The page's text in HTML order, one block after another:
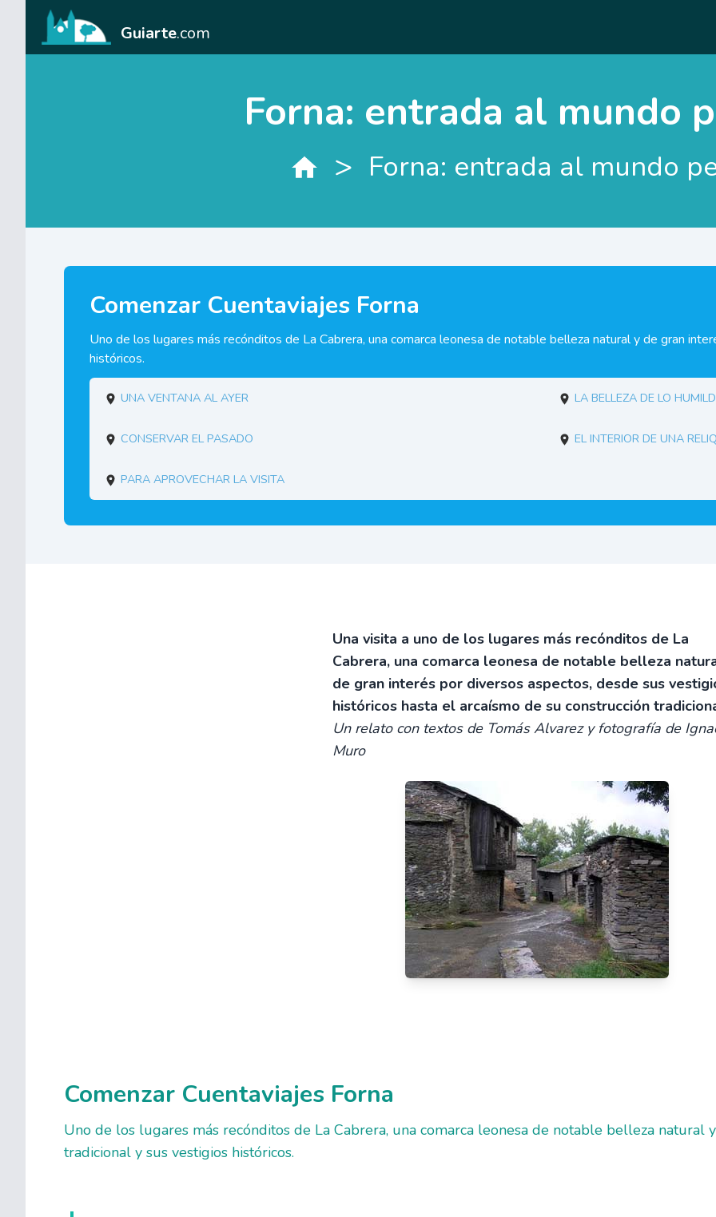
Guiarte.com
Forna: entrada al mundo
> Forna: entrada al mundo
Comenzar Cuentaviajes Forna
Uno de los lugares más recónditos de La Cabrera, una comarca leonesa de notable belleza natural y de gran
históricos.
Una ventana al ayer La belleza de lo
Conservar el pasado El interior de una
Para aprovechar la visita
Una visita a uno de los lugares más recónditos de La
Cabrera, una comarca leonesa de notable belleza
de gran interés por diversos aspectos, desde sus
históricos hasta el arcaísmo de su construcción
Un relato con textos de Tomás Alvarez y fotografía de
Muro
Comenzar Cuentaviajes Forna
Uno de los lugares más recónditos de La Cabrera, una comarca leonesa de notable belleza natural
tradicional y sus vestigios históricos.